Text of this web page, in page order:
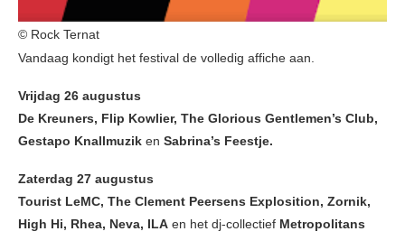
© Rock Ternat
Vandaag kondigt het festival de volledig affiche aan.
Vrijdag 26 augustus
De Kreuners, Flip Kowlier, The Glorious Gentlemen’s Club,
Gestapo Knallmuzik en Sabrina’s Feestje.
Zaterdag 27 augustus
Tourist LeMC, The Clement Peersens Explosition, Zornik,
High Hi, Rhea, Neva, ILA en het dj-collectief Metropolitans